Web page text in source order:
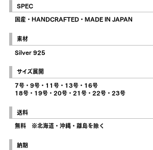
SPEC
国産・HANDCRAFTED・MADE IN JAPAN
素材
Silver 925
サイズ展開
7号・9号・11号・13号・16号
18号・19号・20号・21号・22号・23号
送料
無料 ※北海道・沖縄・離島を除く
納期